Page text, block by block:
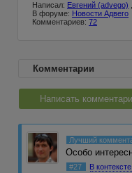
Написал: Евгений (advego)
В форуме: Новости Адвего
Комментариев: 72
Комментарии
Написать
Лучший
Особо
#27 В контексте